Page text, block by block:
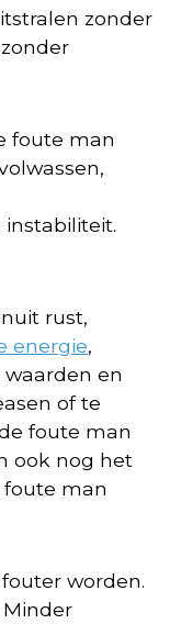
zonder
foute man
rust,
energie,
en
of te
foute man
ook nog het
man
worden.
Minder